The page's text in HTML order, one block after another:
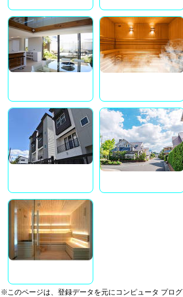
※このページは、登録データを元にコンピュータ プロ